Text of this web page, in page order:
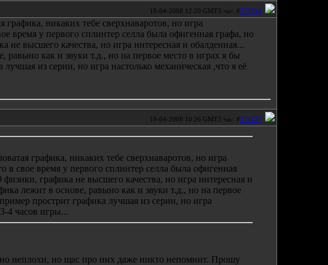
18-04-2008 12:20 GMT3 час. #573384
никаких тебе сверхнаваротов, но игра
время у первого сплинтер селла была офигенная графа, но
высшего качества, но игра интересная и обалденная...
равыно как и звуки т.д., но на первое место в играх я бы
из серии, но игра настолько механическая ,что я её
19-04-2008 10:26 GMT3 час. #574157
графика, никаких тебе сверхнаваротов, но игра
в свое время у первого сплинтер селла была офигенная
графика не высшего качества, но игра интересная и
лежит в основе, равыно как и звуки т.д., но на первое
прострит графика лучшая из серии, но игра
4 часов игры...
неплохи, но щас про них даже никто непомнит. Прошу